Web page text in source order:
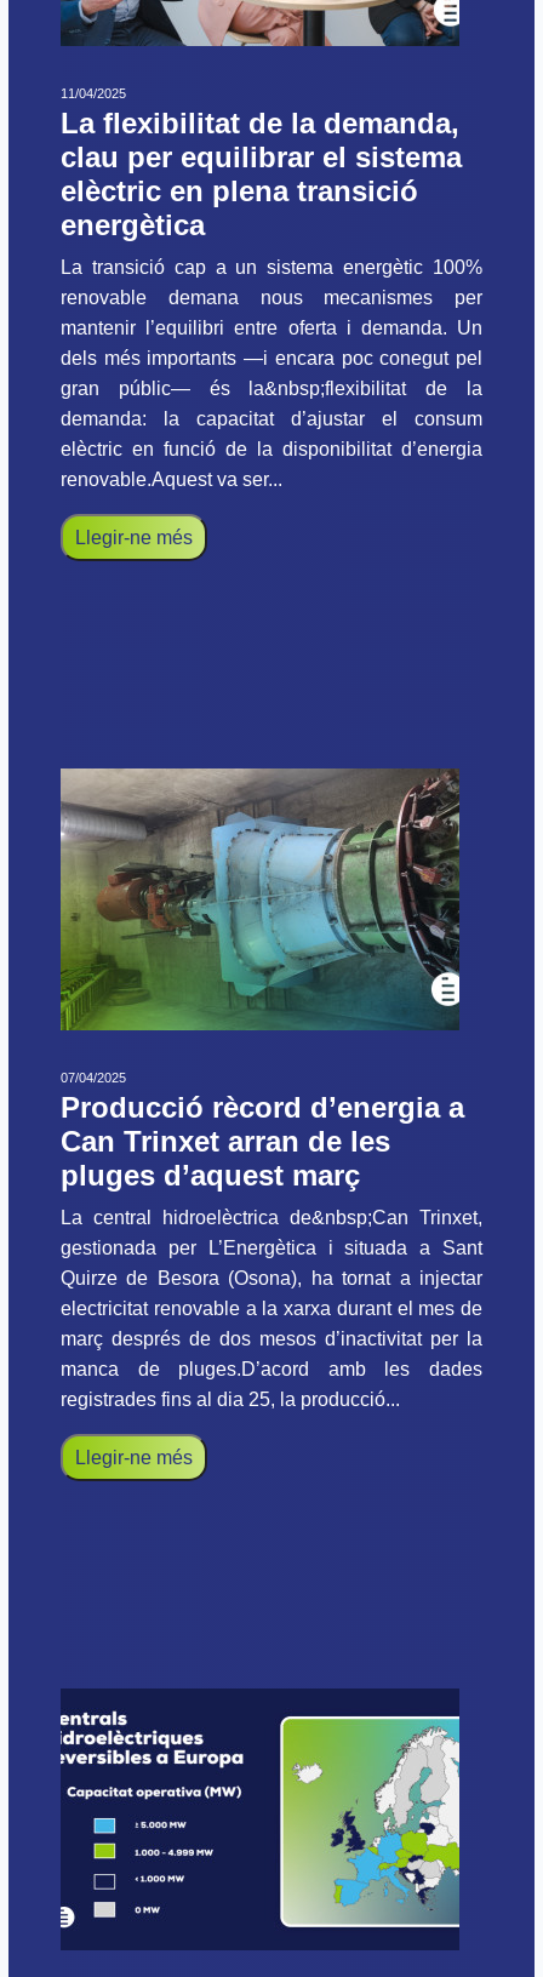
11/04/2025
La flexibilitat de la demanda,
clau per equilibrar el sistema
elèctric en plena transició
energètica
La transició cap a un sistema energètic 100%
renovable demana nous mecanismes per
mantenir l’equilibri entre oferta i demanda. Un
dels més importants —i encara poc conegut pel
gran públic— és la&nbsp;flexibilitat de la
demanda: la capacitat d’ajustar el consum
elèctric en funció de la disponibilitat d’energia
renovable.Aquest va ser...
Llegir-ne més
07/04/2025
Producció rècord d’energia a
Can Trinxet arran de les
pluges d’aquest març
La central hidroelèctrica de&nbsp;Can Trinxet,
gestionada per L’Energètica i situada a Sant
Quirze de Besora (Osona), ha tornat a injectar
electricitat renovable a la xarxa durant el mes de
març després de dos mesos d’inactivitat per la
manca de pluges.D’acord amb les dades
registrades fins al dia 25, la producció...
Llegir-ne més